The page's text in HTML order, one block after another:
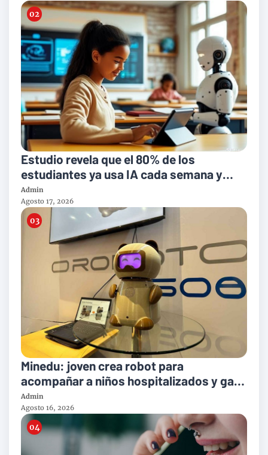
Estudio revela que el 80% de los
estudiantes ya usa IA cada semana y
plantea nuevos retos para la enseñanza
del inglés
Admin
Agosto 17, 2026
Minedu: joven crea robot para
acompañar a niños hospitalizados y gana
el Premio Nacional de la Juventud
Admin
Agosto 16, 2026